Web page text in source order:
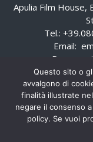
Apulia Film House,
Tel.:
Email:
Pec:
Questo sito o
avvalgono di
finalità illustrate
negare il consenso
policy. Se vuoi